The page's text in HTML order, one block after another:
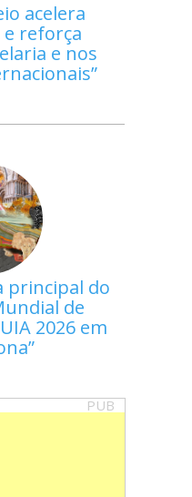
acelera
reforça
e nos
principal do
de
2026 em
PUB